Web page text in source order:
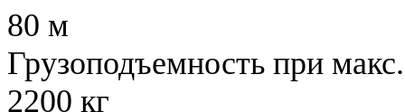
80 м
Грузоподъемность при
2200 кг